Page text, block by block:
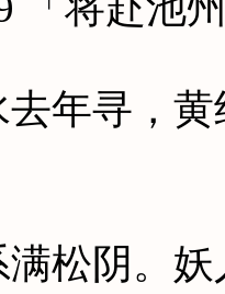
寻，黄
阴。妖